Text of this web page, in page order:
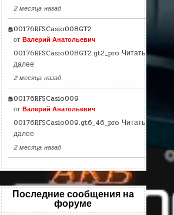
2 месяца назад
00176RFSCasio008GT2
от Валерий Анатольевич
00176RFSCasio008GT2.gt2_pro Читать
далее
2 месяца назад
00176RFSCasio009
от Валерий Анатольевич
00176RFSCasio009.gt6_46_pro Читать
далее
2 месяца назад
Последние сообщения на
форуме